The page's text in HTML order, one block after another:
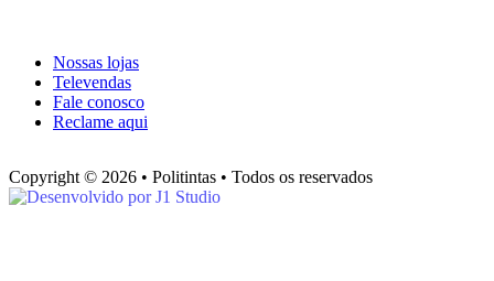
Nossas lojas
Televendas
Fale conosco
Reclame aqui
Copyright © 2026 • Politintas • Todos os reservados